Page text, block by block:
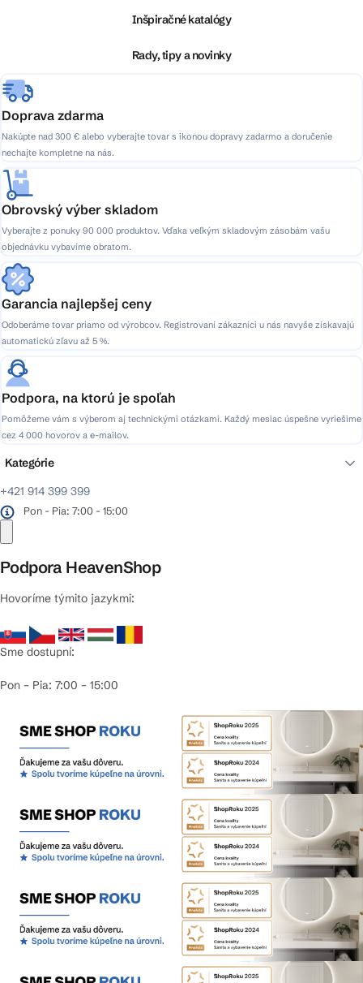
e
Inšpiračné katalógy
Rady, tipy a novinky
Doprava zdarma
Nakúpte nad 300 € alebo vyberajte tovar s ikonou dopravy zadarmo a doručenie
nechajte kompletne na nás.
Obrovský výber skladom
Vyberajte z ponuky 90 000 produktov. Vďaka veľkým skladovým zásobám vašu
objednávku vybavíme obratom.
Garancia najlepšej ceny
Odoberáme tovar priamo od výrobcov. Registrovaní zákazníci u nás navyše získavajú
automatickú zľavu až 5 %.
Podpora, na ktorú je spoľah
Pomôžeme vám s výberom aj technickými otázkami. Každý mesiac úspešne vyriešime
cez 4 000 hovorov a e-mailov.
+421 914 399 399
Pon - Pia: 7:00 - 15:00
Podpora HeavenShop
Hovoríme týmito jazykmi:
Sme dostupní:
Pon – Pia: 7:00 – 15:00
Kategórie